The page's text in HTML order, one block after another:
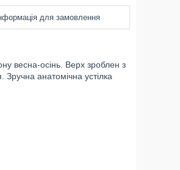
для замовлення
весна-осінь. Верх зроблен з
анатомічна устілка